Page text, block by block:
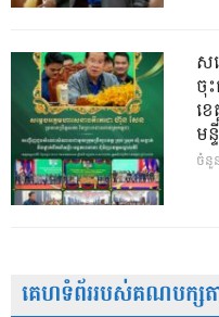
ស
ចុ
ខ
ម
ចំនួ
គេហទំព័ររបស់គណបក្សតា